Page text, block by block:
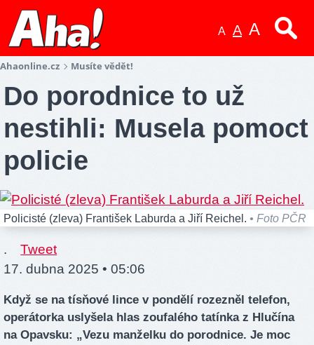
A A A
Ahaonline.cz Musíte vědět!
Do porodnice to už
nestihli: Musela pomoct
policie
Policisté (zleva) František Laburda a Jiří Reichel. • Foto PČR
.
Tweet
17. dubna 2025 • 05:06
Když se na tísňové lince v pondělí rozezněl telefon,
operátorka uslyšela hlas zoufalého tatínka z Hlučína
na Opavsku: „Vezu manželku do porodnice. Je moc